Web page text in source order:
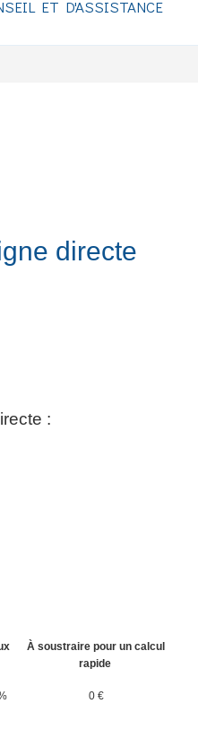
ET D'ASSISTANCE
directe
:
À soustraire pour un calcul
rapide
0 €